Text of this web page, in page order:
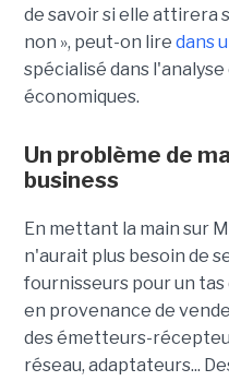
de savoir si elle attirera
non », peut-on lire dans
spécialisé dans
économiques.
Un problème de
business
En mettant la main sur
n'aurait plus besoin de
fournisseurs pour un
en provenance de
des émetteurs-
réseau, adaptateurs...